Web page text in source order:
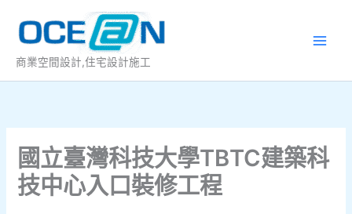
內
商業空間設計,住宅設計施工
國立臺灣科技大學TBTC建築科
技中心入口裝修工程